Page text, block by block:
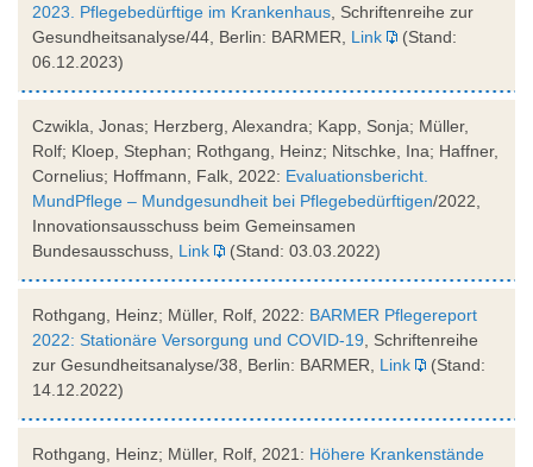
2023. Pflegebedürftige im Krankenhaus , Schriftenreihe zur
Gesundheitsanalyse/44, Berlin: BARMER, Link
(Stand:
06.12.2023)
Czwikla, Jonas; Herzberg, Alexandra; Kapp, Sonja; Müller,
Rolf; Kloep, Stephan; Rothgang, Heinz; Nitschke, Ina; Haffner,
Cornelius; Hoffmann, Falk, 2022: Evaluationsbericht.
MundPflege – Mundgesundheit bei Pflegebedürftigen/2022,
Innovationsausschuss beim Gemeinsamen
Bundesausschuss, Link (Stand: 03.03.2022)
Rothgang, Heinz; Müller, Rolf, 2022: BARMER Pflegereport
2022: Stationäre Versorgung und COVID-19 , Schriftenreihe
zur Gesundheitsanalyse/38, Berlin: BARMER, Link
(Stand:
14.12.2022)
Rothgang, Heinz; Müller, Rolf, 2021: Höhere Krankenstände